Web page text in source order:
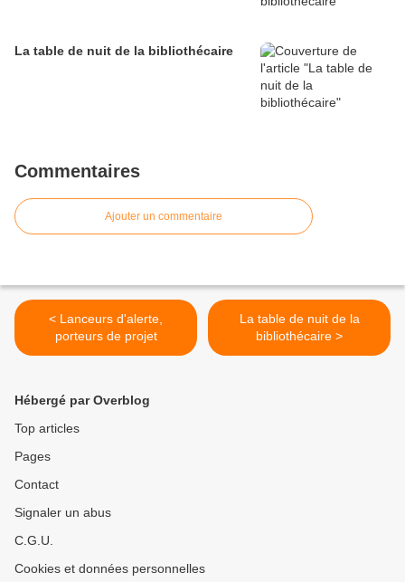
La table de nuit de la bibliothécaire
Commentaires
Ajouter un commentaire
< Lanceurs d'alerte,
porteurs de projet
La table de nuit de la
bibliothécaire >
Hébergé par Overblog
Top articles
Pages
Contact
Signaler un abus
C.G.U.
Cookies et données personnelles